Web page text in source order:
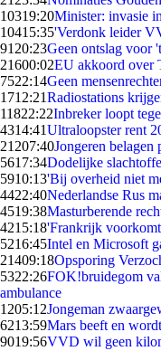
10319:20Minister: invasie
10415:35'Verdonk leider
91 20:23Geen ontslag voor
21600:02EU akkoord over
7522:14Geen
1712:21Radiostations
11822:22Inbreker loopt
4314:41Ultraloopster rent
21207:40Jongeren belagen
5617:34Dodelijke
5910:13'Bij overheid niet
4422:40Nederlandse Rus
4519:38Masturberende
4215:18'Frankrijk voorkomt
5216:45Intel en Microsoft
21409:18Opsporing
5322:26FOK!bruidegom
ambulance
1205:12Jongeman
6213:59Mars beeft en
9019:56VVD wil geen